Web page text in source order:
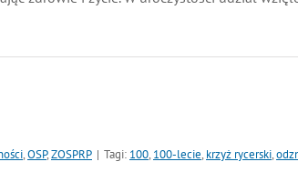
,OSP,ZOSPRP | Tagi:100,100-lecie,krzyż rycerski,